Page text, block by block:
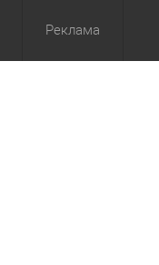
Реклама